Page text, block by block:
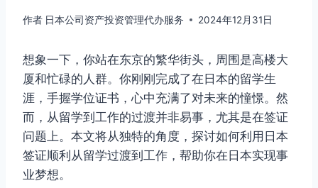
作者 日本公司资产投资管理代办服务 2024年12月31日
想象一下，你站在东京的繁华街头，周围是高楼大
厦和忙碌的人群。你刚刚完成了在日本的留学生
涯，手握学位证书，心中充满了对未来的憧憬。然
而，从留学到工作的过渡并非易事，尤其是在签证
问题上。本文将从独特的角度，探讨如何利用日本
签证顺利从留学过渡到工作，帮助你在日本实现事
业梦想。